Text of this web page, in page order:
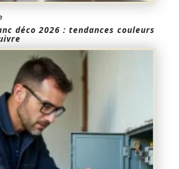
déco 2026 : tendances couleurs